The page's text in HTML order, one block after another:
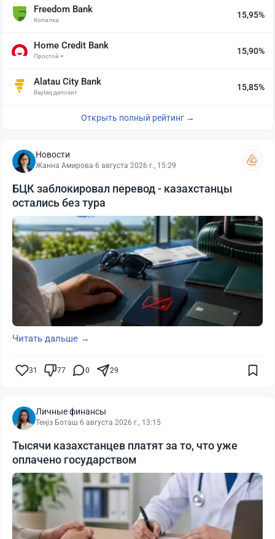
Freedom Bank
Копилка
15,95%
Home Credit Bank
Простой +
15,90%
Alatau City Bank
Baytaq депозит
15,85%
Открыть полный рейтинг →
Новости
Жанна Амирова·6 августа 2026 г., 15:29
БЦК заблокировал перевод - казахстанцы
остались без тура
Читать дальше →
31 77 0 29
Личные финансы
Теңіз Боташ·6 августа 2026 г., 13:15
Тысячи казахстанцев платят за то, что уже
оплачено государством